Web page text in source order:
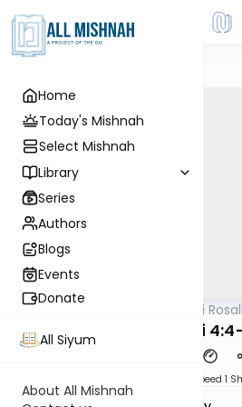
Home
Today's Mishnah
Select Mishnah
Library
Series
Authors
Blogs
Events
Donate
All Siyum
About All Mishnah
Rabbi Avi
Demai
Speed 1